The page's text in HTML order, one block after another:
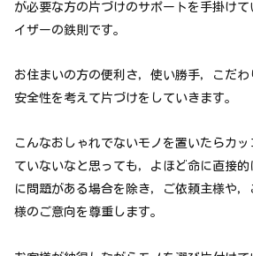
が必要な方の片づけのサポートを手掛け
イザーの鉄則です。
お住まいの方の便利さ，使い勝手，こだ
安全性を考えて片づけをしていきます。
こんなおしゃれでないモノを置いたらカ
ていないなと思っても，よほど命に直接
に問題がある場合を除き，ご依頼主様や
様のご意向を尊重します。